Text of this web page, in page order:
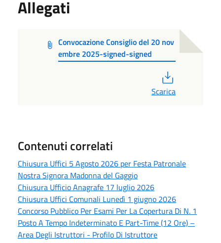
Allegati
Convocazione Consiglio del 20 nov
embre 2025-signed-signed
Scarica
Contenuti correlati
Chiusura Uffici 5 Agosto 2026 per Festa Patronale
Nostra Signora Madonna del Gaggio
Chiusura Ufficio Anagrafe 17 luglio 2026
Chiusura Uffici Comunali Lunedì 1 giugno 2026
Concorso Pubblico Per Esami Per La Copertura Di N. 1
Posto A Tempo Indeterminato E Part-Time (12 Ore) –
Area Degli Istruttori - Profilo Di Istruttore